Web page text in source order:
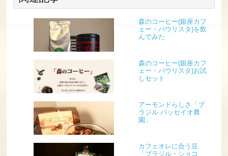
森のコーヒー(銀座カフ
ェー・パウリスタ)を飲
んでみた
森のコーヒー(銀座カフ
ェー・パウリスタ)お試
しセット
アーモンドらしさ「ブ
ラジル パッセイオ農
園」
カフェオレに合う豆
「ブラジル・ショコ